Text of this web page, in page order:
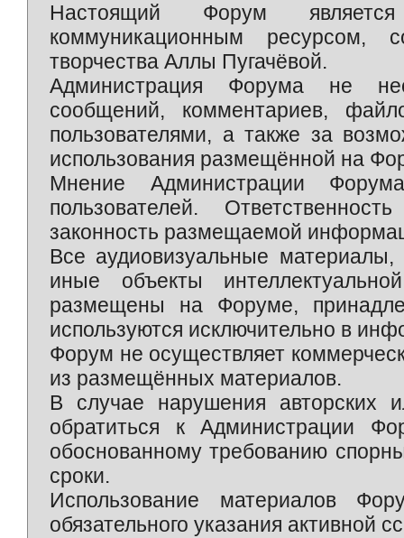
Настоящий Форум является
коммуникационным ресурсом,
творчества Аллы Пугачёвой.
Администрация Форума не
сообщений, комментариев,
пользователями, а также за
использования размещённой на
Мнение Администрации
пользователей.
законность размещаемой
Все аудиовизуальные
иные объекты
размещены на Форуме,
используются исключительно в
Форум не осуществляет
из размещённых материалов.
В случае нарушения авторских
обратиться к Администрации
обоснованному требованию
сроки.
Использование материалов
обязательного указания активной